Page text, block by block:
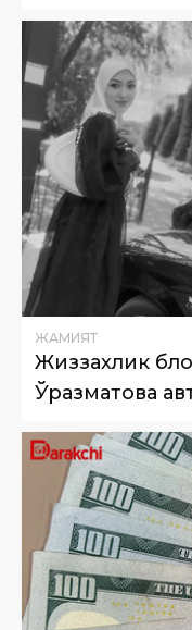
ЖАМИЯТ
Жиззахлик
Ўразматова